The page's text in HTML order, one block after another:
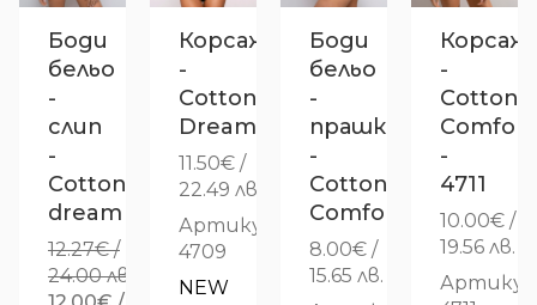
Боди
бельо
-
слип
-
Cotton
dream
12.27€/
24.00 лв.
Корсаж
-
Cotton
Dream
11.50€ /
22.49 лв.
Артикул:
4709
NEW
Боди
бельо
-
прашка
-
Cotton
Comfort
8.00€ /
15.65 лв.
Корсаж
-
Cotton
Comfort
-
4711
10.00€ /
19.56 лв.
Артикул: